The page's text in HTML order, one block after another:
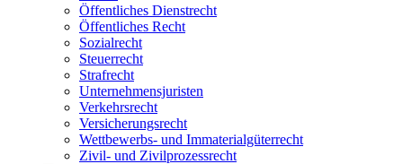
Öffentliches Dienstrecht
Öffentliches Recht
Sozialrecht
Steuerrecht
Strafrecht
Unternehmensjuristen
Verkehrsrecht
Versicherungsrecht
Wettbewerbs- und Immaterialgüterrecht
Zivil- und Zivilprozessrecht